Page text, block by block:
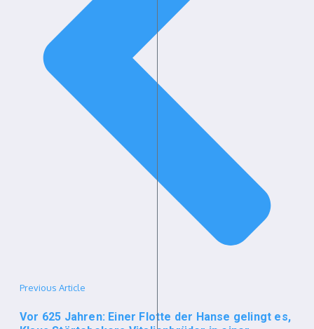
Previous Article
Vor 625 Jahren: Einer Flotte der Hanse gelingt es,